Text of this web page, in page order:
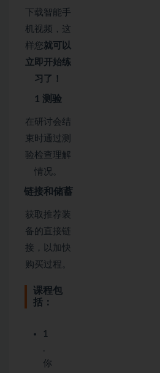
下载智能手
机视频，这
样您就可以
立即开始练
习了！
1 测验
在研讨会结
束时通过测
验检查理解
情况。
链接和储蓄
获取推荐装
备的直接链
接，以加快
购买过程。
课程包
括：
1
.
你